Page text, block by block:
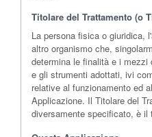
Titolare del Trattamento (o
La persona fisica o giuridica,
altro organismo che,
determina le finalità e i mezzi
e gli strumenti adottati, ivi
relative al funzionamento ed
Applicazione. Il Titolare del
diversamente specificato, è il